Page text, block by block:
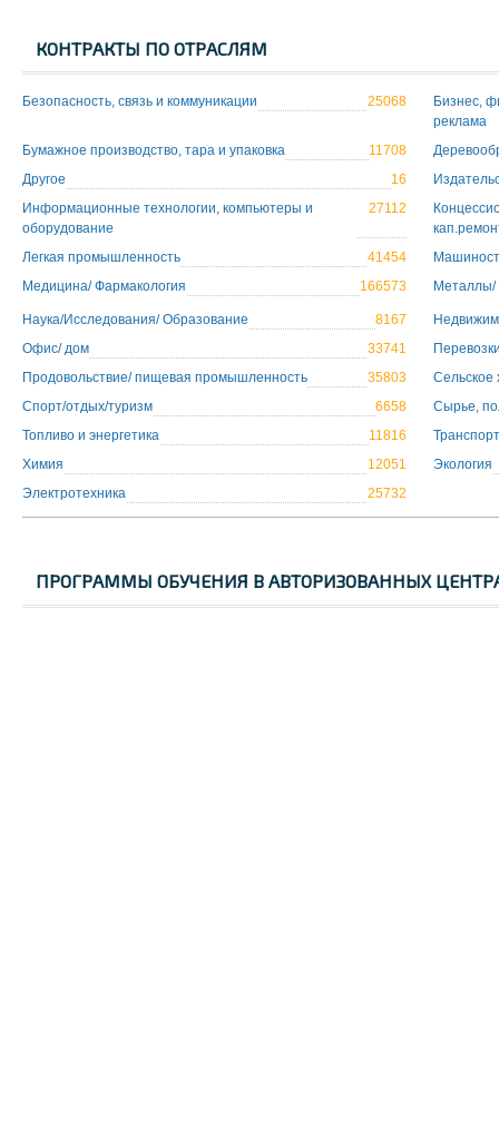
КОНТРАКТЫ ПО ОТРАСЛЯМ
Безопасность, связь и коммуникации 25068
Бизнес,
реклама
Бумажное производство, тара и упаковка
11708
Другое
16
Информационные технологии, компьютеры и
оборудование
27112
Легкая промышленность
41454
Медицина/ Фармакология
166573 Металлы/
Наука/Исследования/ Образование 8167
Офис/ дом
33741
Продовольствие/ пищевая промышленность
35803
Сельское
Спорт/отдых/туризм
6658
Сырье,
Топливо и энергетика
11816
Транспорт
Химия
12051
Экология
Электротехника
25732
ПРОГРАММЫ ОБУЧЕНИЯ В АВТОРИЗОВАННЫХ